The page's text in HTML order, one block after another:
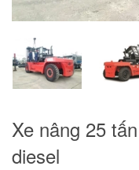
Xe nâng 25
diesel